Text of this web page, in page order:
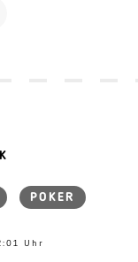
POKER
Uhr